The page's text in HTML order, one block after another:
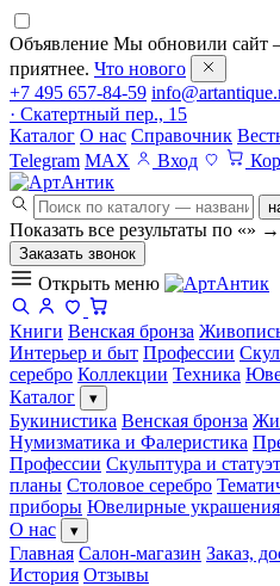
Объявление Мы обновили сайт
приятнее. Что нового
+7 495 657-84-59
· Скатертный пер., 15
Каталог О нас Справочник
Telegram MAX Вход
Показать все результаты по «» →
Заказать звонок
Открыть меню
Книги Венская бронза
Интерьер и быт Профессии
серебро Коллекции Техника
Каталог
▾
Букинистика Венская бронза
Нумизматика и Фалеристика
Профессии Скульптура и
планы Столовое серебро
приборы Ювелирные украшения
О нас
▾
Главная Салон-магазин Заказ,
История Отзывы